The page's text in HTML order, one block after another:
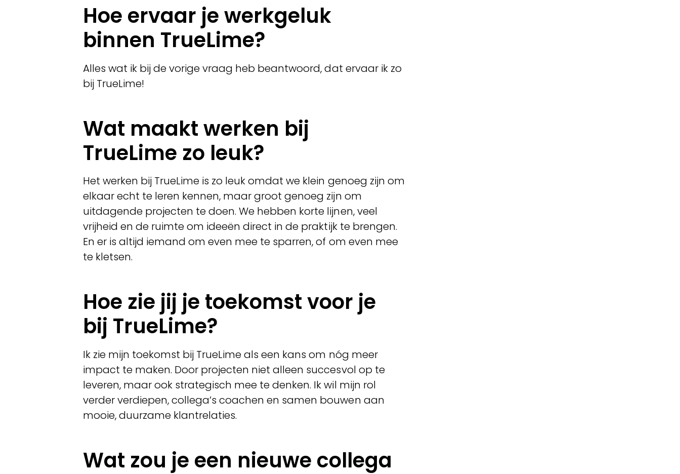
Hoe ervaar je werkgeluk
binnen TrueLime?
Alles wat ik bij de vorige vraag heb beantwoord, dat ervaar ik zo
bij TrueLime!
Wat maakt werken bij
TrueLime zo leuk?
Het werken bij TrueLime is zo leuk omdat we klein genoeg zijn om
elkaar echt te leren kennen, maar groot genoeg zijn om
uitdagende projecten te doen. We hebben korte lijnen, veel
vrijheid en de ruimte om ideeën direct in de praktijk te brengen.
En er is altijd iemand om even mee te sparren, of om even mee
te kletsen.
Hoe zie jij je toekomst voor je
bij TrueLime?
Ik zie mijn toekomst bij TrueLime als een kans om nóg meer
impact te maken. Door projecten niet alleen succesvol op te
leveren, maar ook strategisch mee te denken. Ik wil mijn rol
verder verdiepen, collega’s coachen en samen bouwen aan
mooie, duurzame klantrelaties.
Wat zou je een nieuwe collega